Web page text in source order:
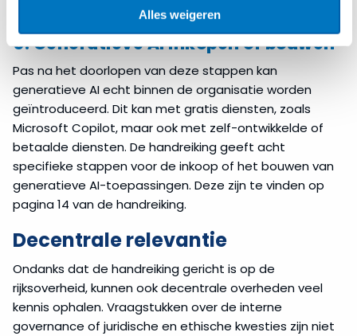
Alles weigeren
(DPIA).
5. Generatieve AI inkopen of bouwen
Pas na het doorlopen van deze stappen kan
generatieve AI echt binnen de organisatie worden
geïntroduceerd. Dit kan met gratis diensten, zoals
Microsoft Copilot, maar ook met zelf-ontwikkelde of
betaalde diensten. De handreiking geeft acht
specifieke stappen voor de inkoop of het bouwen van
generatieve AI-toepassingen. Deze zijn te vinden op
pagina 14 van de handreiking.
Decentrale relevantie
Ondanks dat de handreiking gericht is op de
rijksoverheid, kunnen ook decentrale overheden veel
kennis ophalen. Vraagstukken over de interne
governance of juridische en ethische kwesties zijn niet